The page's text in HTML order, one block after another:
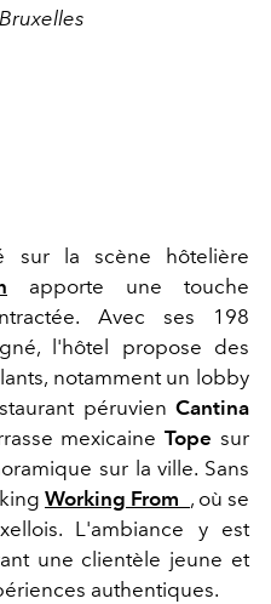
sur la scène hôtelière
apporte une touche
Avec ses 198
l'hôtel propose des
notamment un lobby
péruvien Cantina
mexicaineTope sur
sur la ville. Sans
Working From_ , où se
L'ambiance y est
une clientèle jeune et
authentiques.